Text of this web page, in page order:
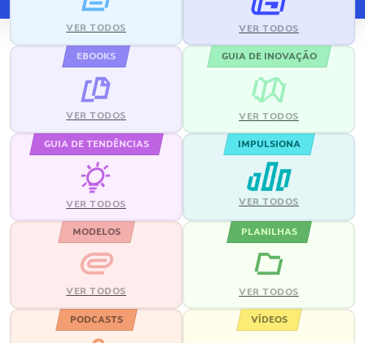
VER TODOS VER TODOS
EBOOKS
VER TODOS
GUIA DE INOVAÇÃO
VER TODOS
GUIA DE TENDÊNCIAS
VER TODOS
IMPULSIONA
VER TODOS
MODELOS
VER TODOS
PLANILHAS
VER TODOS
PODCASTS VÍDEOS